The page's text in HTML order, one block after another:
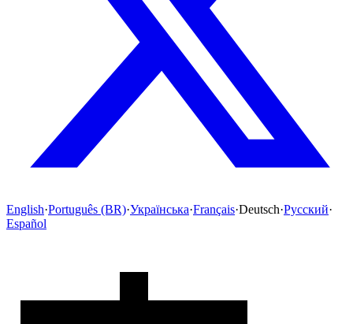
English·Português (BR)·Українська·Français·Deutsch·Русский·
Español